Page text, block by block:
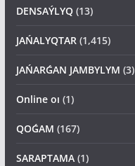
DENSAÝLYQ(13)
JAŃALYQTAR(1,415)
JAŃARǴAN JAMBYLYM (3)
Online oı (1)
QOǴAM (167)
SARAPTAMA(1)